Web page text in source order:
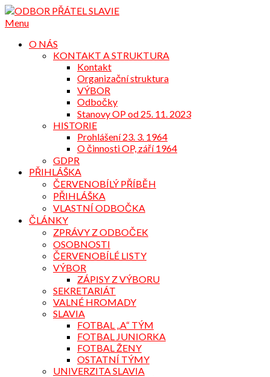
Přejdi
na
Menu
O NÁS
KONTAKT A STRUKTURA
Kontakt
Organizační struktura
VÝBOR
Odbočky
Stanovy OP od 25. 11. 2023
HISTORIE
Prohlášení 23. 3. 1964
O činnosti OP, září 1964
GDPR
PŘIHLÁŠKA
ČERVENOBÍLÝ PŘÍBĚH
PŘIHLÁŠKA
VLASTNÍ ODBOČKA
ČLÁNKY
ZPRÁVY Z ODBOČEK
OSOBNOSTI
ČERVENOBÍLÉ LISTY
VÝBOR
ZÁPISY Z VÝBORU
SEKRETARIÁT
VALNÉ HROMADY
SLAVIA
FOTBAL „A“ TÝM
FOTBAL JUNIORKA
FOTBAL ŽENY
OSTATNÍ TÝMY
UNIVERZITA SLAVIA